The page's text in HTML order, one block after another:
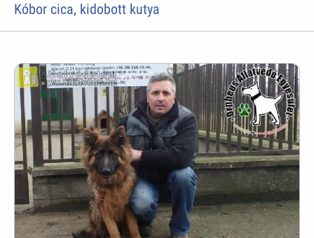
Kóbor cica, kidobott kutya